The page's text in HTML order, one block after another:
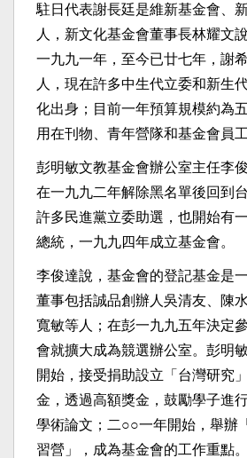
駐日代表謝長廷是維新基金會、
人，新文化基金會董事長林耀文
一九九一年，至今已廿七年，謝
人，現在許多中生代立委和新生
化出身；目前一年預算規模約為
用在刊物、青年營隊和基金會員工
彭明敏文教基金會辦公室主任李
在一九九二年解除黑名單後回到
許多民進黨立委助選，也開始有
總統，一九九四年成立基金會。
李俊達說，基金會的登記基金是
董事包括誠品創辦人吳清友、陳
寬敏等人；在彭一九九五年決定
會就擴大成為競選辦公室。彭明
開始，接受捐助設立「台灣研究
金，透過高額獎金，鼓勵學子進
學術論文；二○○一年開始，舉辦
習營」，成為基金會的工作重點。